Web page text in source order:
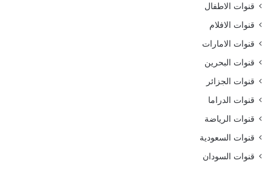
قنوات الاطفال
قنوات الافلام
قنوات الامارات
قنوات البحرين
قنوات الجزائر
قنوات الدراما
قنوات الرياضة
قنوات السعودية
قنوات السودان